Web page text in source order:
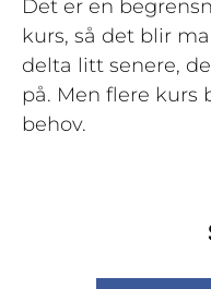
Det er en
kurs, så det blir
delta litt senere,
på. Men flere kurs
behov.